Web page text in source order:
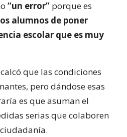
“un error” porque es
alumnos de poner
escolar que es muy
que las condiciones
pero dándose esas
es que asuman el
serias que colaboren